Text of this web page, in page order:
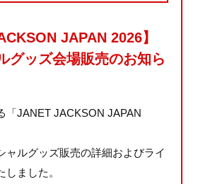
JAPAN 2026】
グッズ会場販売のお知ら
「JANET JACKSON JAPAN
ャルグッズ販売の詳細およびライ
しました。